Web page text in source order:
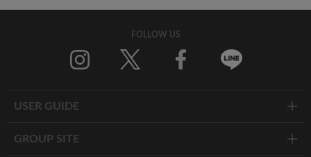
FOLLOW US
USER GUIDE
GROUP SITE